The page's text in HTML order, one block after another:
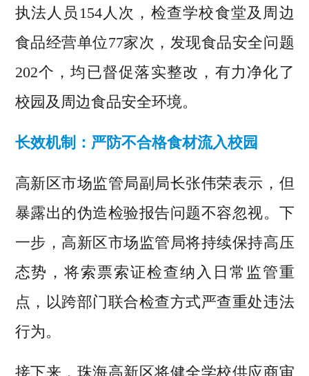
执法人员154人次，检查学校食堂及周边
食品经营单位77家次，发现食品安全问题
202个，均已督促落实整改，有力净化了
校园及周边食品安全环境。
长效机制：严防不合格食材流入校园
高新区市场监管局副局长张伟荣表示，但
暴露出的伪造检验报告问题不容忽视。下
一步，高新区市场监管局将持续保持高压
态势，将索票索证检查纳入日常监管重
点，以跨部门联合检查方式严查重处违法
行为。
接下来，珠海高新区将健全学校供应商审